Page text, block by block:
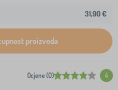
31,90 €
proizvoda
Ocjene (0) 4